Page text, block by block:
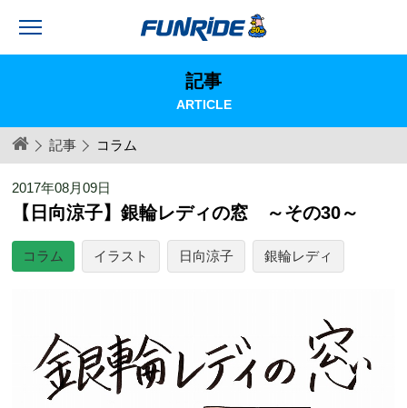
記事
ARTICLE
記事 コラム
2017年08月09日
【日向涼子】銀輪レディの窓 ～その30～
コラム イラスト 日向涼子 銀輪レディ